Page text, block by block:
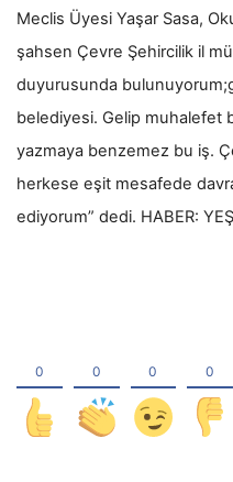
Meclis Üyesi Yaşar Sasa,
şahsen Çevre Şehircilik il
duyurusunda
belediyesi. Gelip muhalefet
yazmaya benzemez bu iş.
herkese eşit mesafede
ediyorum” dedi. HABER: